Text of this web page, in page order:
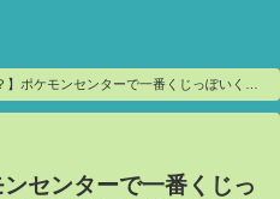
】ポケモンセンターで一番くじっぽいくじ
た【ポケットモンスター】
センターで一番くじっ